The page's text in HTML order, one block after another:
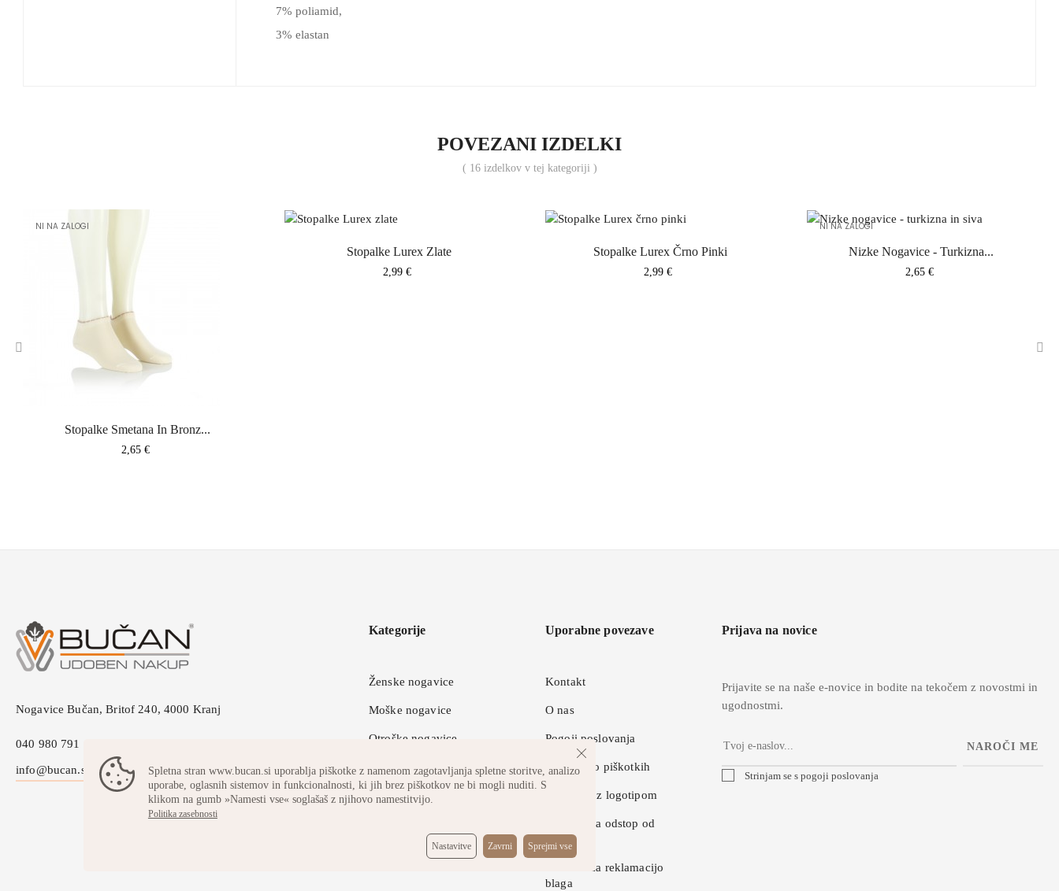
Spletna stran www.bucan.si uporablja piškotke z namenom zagotavljanja spletne storitve, analizo
uporabe, oglasnih sistemov in funkcionalnosti, ki jih brez piškotkov ne bi mogli nuditi. S
klikom na gumb »Namesti vse« soglašaš z njihovo namestitvijo.
Politika zasebnosti
Nastavitve Zavrni Sprejmi vse
7% poliamid,
3% elastan
POVEZANI IZDELKI
( 16 izdelkov v tej kategoriji )
NI NA ZALOGI
Stopalke Smetana In Bronz...
Cena
2,65 €
Stopalke Lurex Zlate
Cena
2,99 €
Stopalke Lurex Črno Pinki
Cena
2,99 €
NI NA ZALOGI
Nizke Nogavice - Turkizna...
Cena
2,65 €
Nogavice Bučan, Britof 240, 4000 Kranj
040 980 791
info@bucan.si
Kategorije
Ženske nogavice
Moške nogavice
Otroške nogavice
Športne nogavice
Uporabne povezave
Kontakt
O nas
Pogoji poslovanja
Pravilnik o piškotkih
Nogavice z logotipom
Obrazec za odstop od
pogodbe
Obrazec za reklamacijo
blaga
Prijava na novice
Prijavite se na naše e-novice in bodite na tekočem z novostmi in
ugodnostmi.
NAROČI ME
Strinjam se s pogoji poslovanja